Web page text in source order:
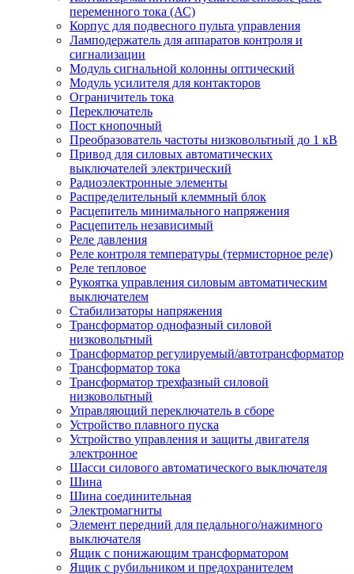
переменного тока (АС)
Корпус для подвесного пульта управления
Ламподержатель для аппаратов контроля и
сигнализации
Модуль сигнальной колонны оптический
Модуль усилителя для контакторов
Ограничитель тока
Переключатель
Пост кнопочный
Преобразователь частоты низковольтный до 1 кВ
Привод для силовых автоматических
выключателей электрический
Радиоэлектронные элементы
Распределительный клеммный блок
Расцепитель минимального напряжения
Расцепитель независимый
Реле давления
Реле контроля температуры (термисторное реле)
Реле тепловое
Рукоятка управления силовым автоматическим
выключателем
Стабилизаторы напряжения
Трансформатор однофазный силовой
низковольтный
Трансформатор регулируемый/автотрансформатор
Трансформатор тока
Трансформатор трехфазный силовой
низковольтный
Управляющий переключатель в сборе
Устройство плавного пуска
Устройство управления и защиты двигателя
электронное
Шасси силового автоматического выключателя
Шина
Шина соединительная
Электромагниты
Элемент передний для педального/нажимного
выключателя
Ящик с понижающим трансформатором
Ящик с рубильником и предохранителем